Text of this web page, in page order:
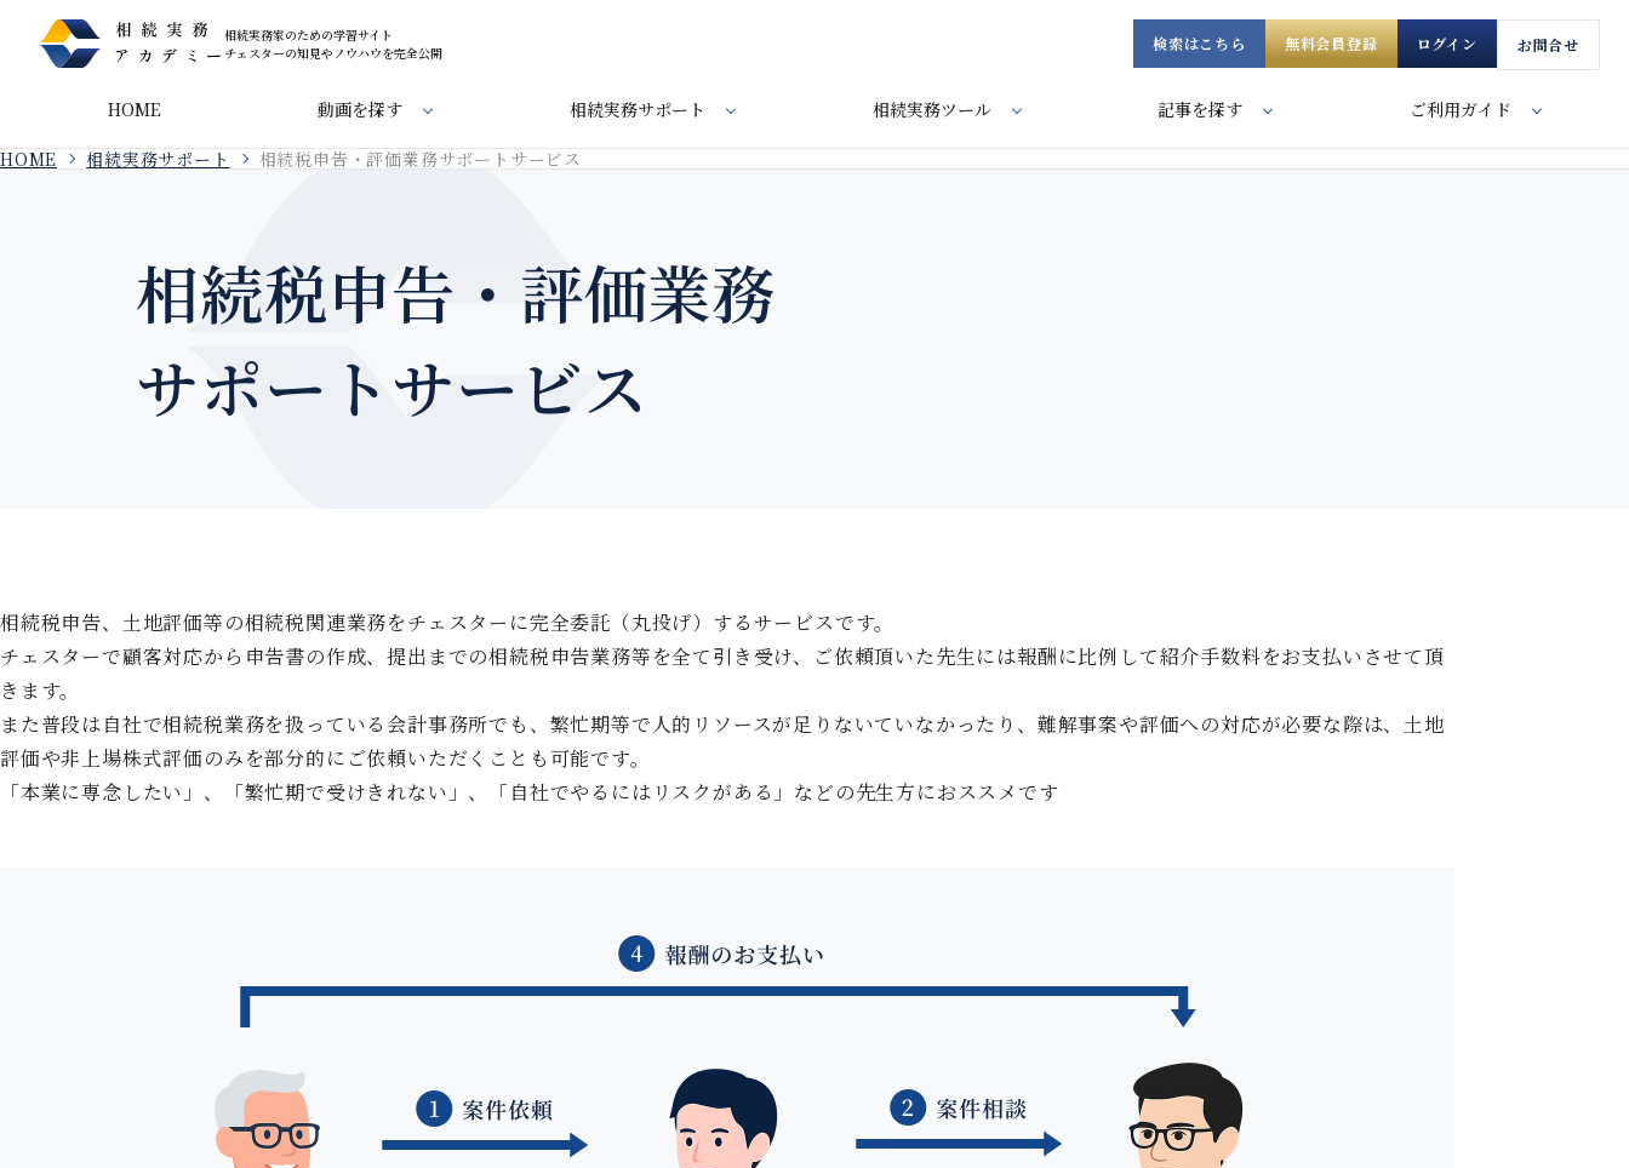
相続実務家のための学習サイト
チェスターの知見やノウハウを完全公開
検索はこちら 無料会員登録 ログイン お問合せ
HOME 動画を探す 相続実務サポート 相続実務ツール 記事を探す ご利用ガイド
HOME 相続実務サポート 相続税申告・評価業務サポートサービス
相続税申告・評価業務
サポートサービス
相続税申告、土地評価等の相続税関連業務をチェスターに完全委託（丸投げ）するサービスです。
チェスターで顧客対応から申告書の作成、提出までの相続税申告業務等を全て引き受け、ご依頼頂いた先生には報酬に比例して紹介手数料をお支払いさせて頂
きます。
また普段は自社で相続税業務を扱っている会計事務所でも、繁忙期等で人的リソースが足りないていなかったり、難解事案や評価への対応が必要な際は、土地
評価や非上場株式評価のみを部分的にご依頼いただくことも可能です。
「本業に専念したい」、「繁忙期で受けきれない」、「自社でやるにはリスクがある」などの先生方におススメです